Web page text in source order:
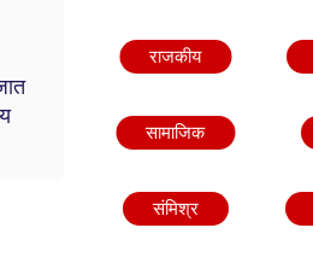
राजकीय
सामाजिक
संमिश्र